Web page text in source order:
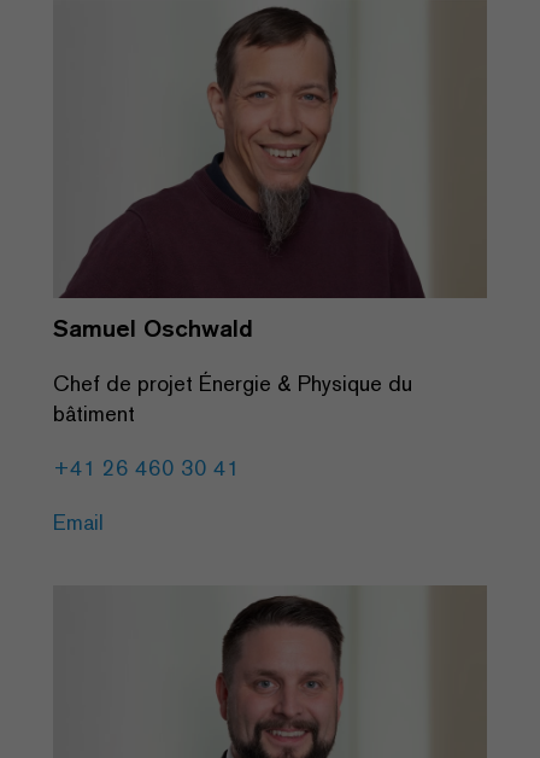
Samuel Oschwald
Chef de projet Énergie & Physique du
bâtiment
+41 26 460 30 41
Email